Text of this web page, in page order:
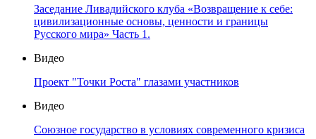
Заседание Ливадийского клуба «Возвращение к себе:
цивилизационные основы, ценности и границы
Русского мира» Часть 1.
Видео
Проект "Точки Роста" глазами участников
Видео
Союзное государство в условиях современного кризиса